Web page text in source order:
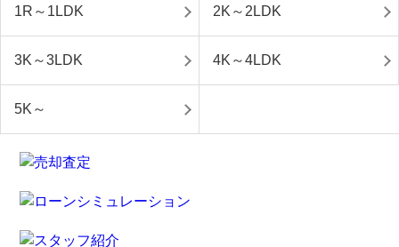
1R～1LDK 2K～2LDK
3K～3LDK 4K～4LDK
5K～